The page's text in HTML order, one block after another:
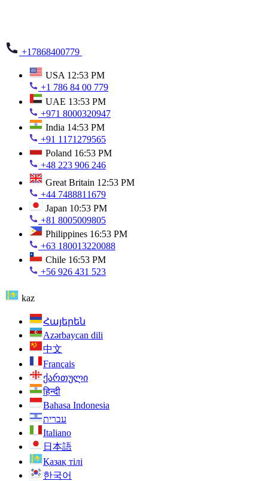
+17868400779
USA 12:53 PM
+1 786 84 00 779
UAE 13:53 PM
+971 8000320947
India 14:53 PM
+91 1171279565
Poland 16:53 PM
+48 223 906 246
Great Britain 12:53 PM
+44 7488811679
Japan 10:53 PM
+81 8005009805
Philippines 16:53 PM
+63 180013220088
Chile 16:53 PM
+56 926 431 523
kaz
Հայերեն
Azərbaycan dili
中文
Français
ქართული
हिन्दी
Bahasa Indonesia
עברית
Italiano
日本語
Қазақ тілі
한국어